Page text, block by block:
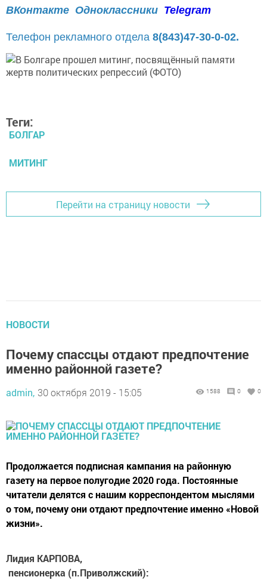
ВКонтакте Одноклассники Telegram
Телефон рекламного отдела 8(843)47-30-0-02.
Теги:
БОЛГАР
МИТИНГ
Перейти на страницу новости
НОВОСТИ
Почему спассцы отдают предпочтение
именно районной газете?
admin, 30 октября 2019 - 15:05 1588 0 0
Продолжается подписная кампания на районную
газету на первое полугодие 2020 года. Постоянные
читатели делятся с нашим корреспондентом мыслями
о том, почему они отдают предпочтение именно «Новой
жизни».
Лидия КАРПОВА,
пенсионерка (п.Приволжский):